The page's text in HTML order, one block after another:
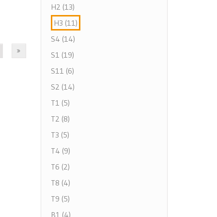
H2 (13)
H3 (11)
S4 (14)
S1 (19)
S11 (6)
S2 (14)
T1 (5)
T2 (8)
T3 (5)
T4 (9)
T6 (2)
T8 (4)
T9 (5)
B1 (4)